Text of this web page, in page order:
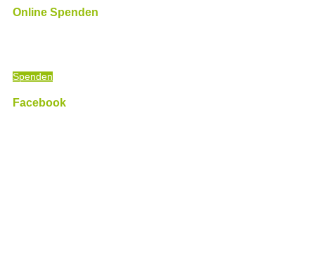
Online Spenden
Spenden
Facebook